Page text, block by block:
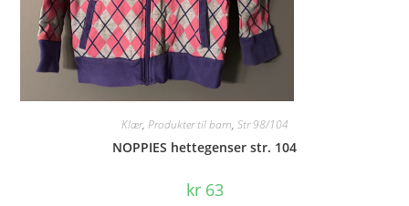
Klær, Produkter til barn, Str 98/104
NOPPIES hettegenser str. 104
kr63